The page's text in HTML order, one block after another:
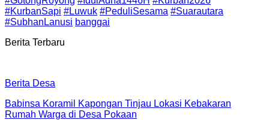
#KurbanSapi #Luwuk #PeduliSesama #Suarautara
#SubhanLanusi banggai
Berita Terbaru
Berita Desa
Babinsa Koramil Kapongan Tinjau Lokasi Kebakaran
Rumah Warga di Desa Pokaan